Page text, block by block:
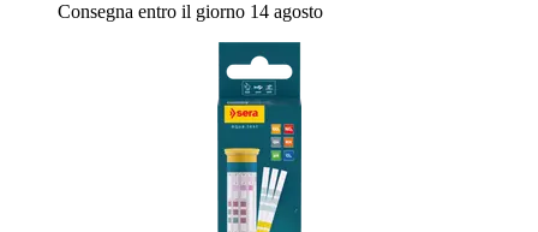
Consegna entro il giorno 14 agosto